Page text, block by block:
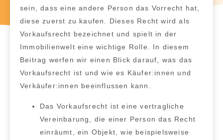
sein, dass eine andere Person das Vorrecht hat,
diese zuerst zu kaufen. Dieses Recht wird als
Vorkaufsrecht bezeichnet und spielt in der
Immobilienwelt eine wichtige Rolle. In diesem
Beitrag werfen wir einen Blick darauf, was das
Vorkaufsrecht ist und wie es Käufer:innen und
Verkäufer:innen beeinflussen kann.
Das Vorkaufsrecht ist eine vertragliche
Vereinbarung, die einer Person das Recht
einräumt, ein Objekt, wie beispielsweise